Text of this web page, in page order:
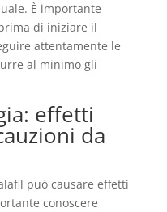
È importante
di iniziare il
attentamente le
al minimo gli
effetti
da
può causare effetti
conoscere